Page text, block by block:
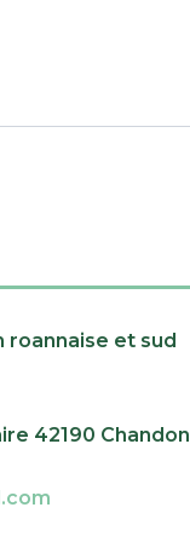
roannaise et sud
42190 Chandon